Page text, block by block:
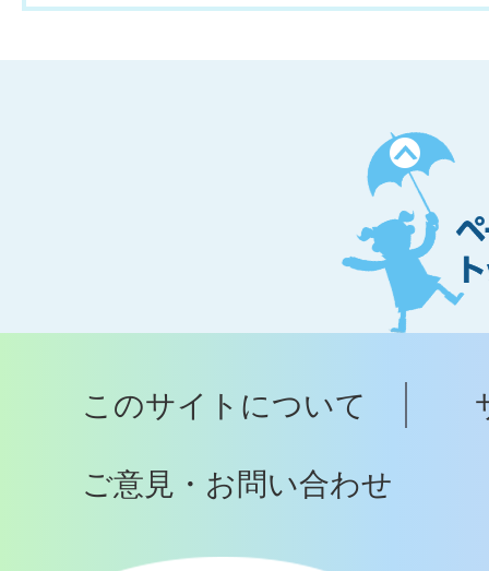
ペ
ー
ジ
ト
ッ
へ
このサイトについて
ご意見・お問い合わせ